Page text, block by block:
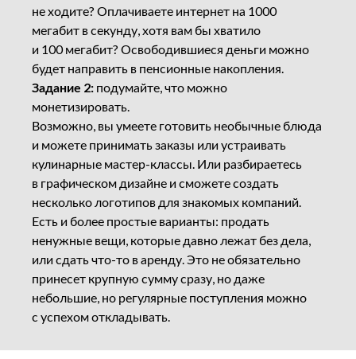
не ходите? Оплачиваете интернет на 1000
мегабит в секунду, хотя вам бы хватило
и 100 мегабит? Освободившиеся деньги можно
будет направить в пенсионные накопления.
Задание 2: подумайте, что можно
монетизировать.
Возможно, вы умеете готовить необычные блюда
и можете принимать заказы или устраивать
кулинарные мастер-классы. Или разбираетесь
в графическом дизайне и сможете создать
несколько логотипов для знакомых компаний.
Есть и более простые варианты: продать
ненужные вещи, которые давно лежат без дела,
или сдать что-то в аренду. Это не обязательно
принесет крупную сумму сразу, но даже
небольшие, но регулярные поступления можно
с успехом откладывать.